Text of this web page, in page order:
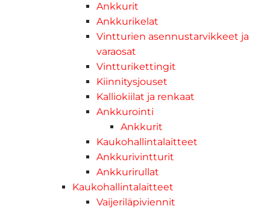
Ankkurit
Ankkurikelat
Vintturien asennustarvikkeet ja
varaosat
Vintturikettingit
Kiinnitysjouset
Kalliokiilat ja renkaat
Ankkurointi
Ankkurit
Kaukohallintalaitteet
Ankkurivintturit
Ankkurirullat
Kaukohallintalaitteet
Vaijeriläpiviennit